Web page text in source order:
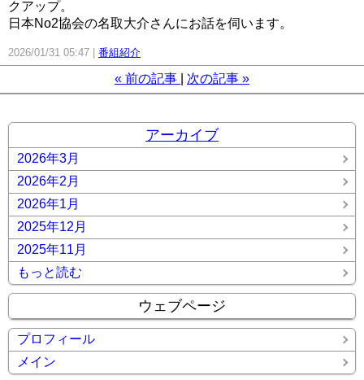
クアップ。
日本No2協会の名取大介さんにお話を伺います。
2026/01/31 05:47 番組紹介
« 前の記事 次の記事 »
アーカイブ
2026年3月
2026年2月
2026年1月
2025年12月
2025年11月
もっと読む
ウェブページ
プロフィール
メイン